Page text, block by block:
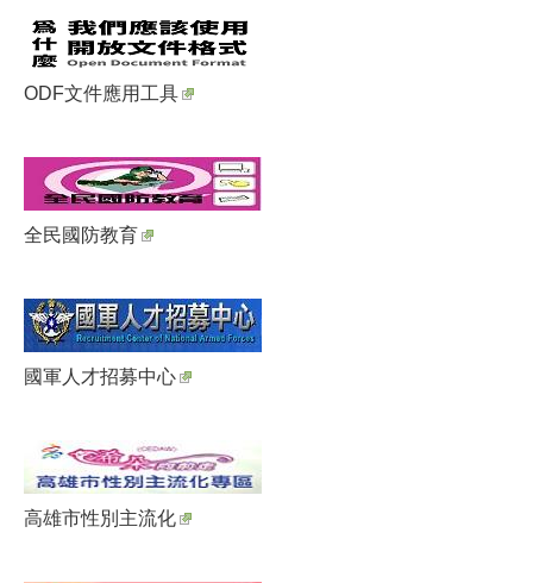
ODF文件應用工具
全民國防教育
國軍人才招募中心
高雄市性別主流化